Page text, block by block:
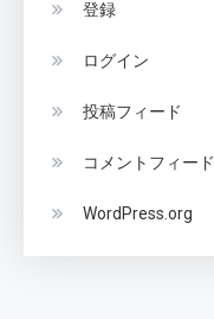
登録
ログイン
投稿フィード
コメントフィード
WordPress.org